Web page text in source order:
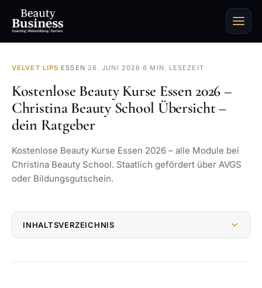
VELVET LIPS· ESSEN· 26. JUNI 2026 ·6 MIN. LESEZEIT
Kostenlose Beauty Kurse Essen 2026 –
Christina Beauty School Übersicht –
dein Ratgeber
Kostenlose Beauty Kurse Essen 2026 – alle Module bei
Christina Beauty School. Staatlich gefördert über AVGS
oder Bildungsgutschein.
INHALTSVERZEICHNIS